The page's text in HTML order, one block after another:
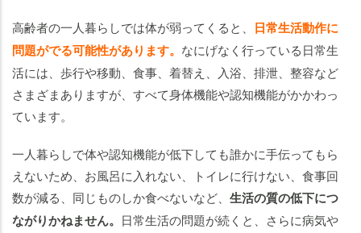
高齢者の一人暮らしでは体が弱ってくると、 日常生活動作に
問題がでる可能性があります。 なにげなく行っている日常生
活には、歩行や移動、食事、着替え、入浴、排泄、整容など
さまざまありますが、すべて身体機能や認知機能がかかわっ
ています。
一人暮らしで体や認知機能が低下しても誰かに手伝ってもら
えないため、お風呂に入れない、トイレに行けない、食事回
数が減る、同じものしか食べないなど、 生活の質の低下につ
ながりかねません。 日常生活の問題が続くと、さらに病気や